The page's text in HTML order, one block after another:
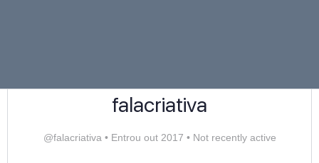
falacriativa
@falacriativa •Entrou out 2017 •Not recently active